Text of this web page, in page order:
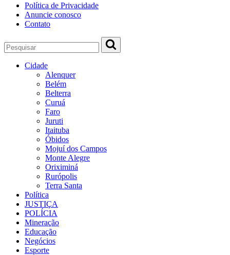
Política de Privacidade
Anuncie conosco
Contato
Cidade
Alenquer
Belém
Belterra
Curuá
Faro
Juruti
Itaituba
Óbidos
Mojuí dos Campos
Monte Alegre
Oriximiná
Rurópolis
Terra Santa
Política
JUSTIÇA
POLÍCIA
Mineração
Educação
Negócios
Esporte